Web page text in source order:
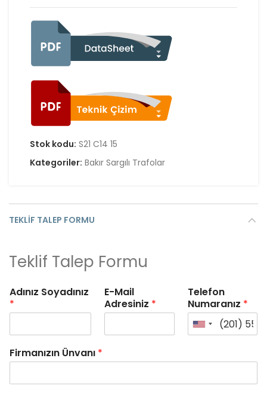
Stok kodu: S21 C14 15
Kategoriler: Bakır Sargılı Trafolar
TEKLIF TALEP FORMU
Teklif Talep Formu
Adınız Soyadınız
*
E-Mail
Adresiniz *
Telefon
Numaranız *
Firmanızın Ünvanı *